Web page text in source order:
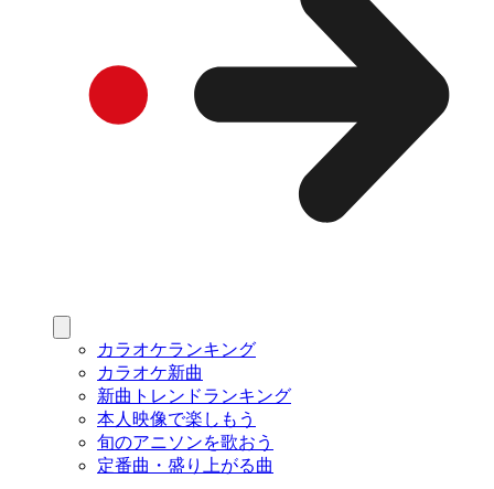
カラオケランキング
カラオケ新曲
新曲トレンドランキング
本人映像で楽しもう
旬のアニソンを歌おう
定番曲・盛り上がる曲